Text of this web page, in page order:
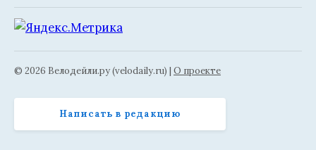
© 2026 Велодейли.ру (velodaily.ru) | О проекте
Написать в редакцию